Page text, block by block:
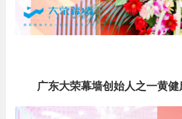
广东大荣幕墙创始人之一黄